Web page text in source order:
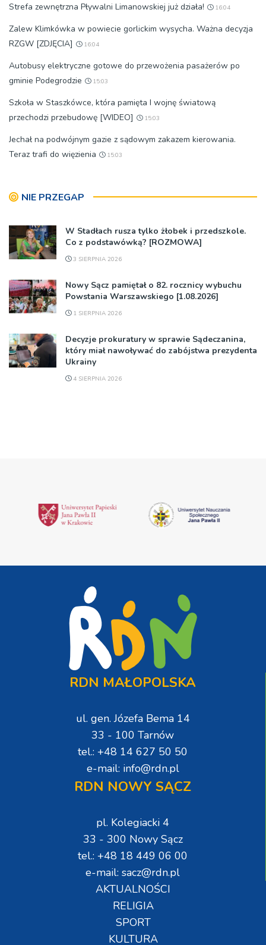
Strefa zewnętrzna Pływalni Limanowskiej już działa! 16:04
Zalew Klimkówka w powiecie gorlickim wysycha. Ważna decyzja
RZGW [ZDJĘCIA]
16:04
Autobusy elektryczne gotowe do przewożenia pasażerów po
gminie Podegrodzie
15:03
Szkoła w Staszkówce, która pamięta I wojnę światową
przechodzi przebudowę [WIDEO]
15:03
Jechał na podwójnym gazie z sądowym zakazem kierowania.
Teraz trafi do więzienia
15:03
NIE PRZEGAP
W Stadłach rusza tylko żłobek i przedszkole.
Co z podstawówką? [ROZMOWA]
3 SIERPNIA 2026
Nowy Sącz pamiętał o 82. rocznicy wybuchu
Powstania Warszawskiego [1.08.2026]
1 SIERPNIA 2026
Decyzje prokuratury w sprawie Sądeczanina,
który miał nawoływać do zabójstwa prezydenta
Ukrainy
4 SIERPNIA 2026
RDN MAŁOPOLSKA
ul. gen. Józefa Bema 14
33 - 100 Tarnów
tel.: +48 14 627 50 50
e-mail: info@rdn.pl
RDN NOWY SĄCZ
pl. Kolegiacki 4
33 - 300 Nowy Sącz
tel.: +48 18 449 06 00
e-mail: sacz@rdn.pl
AKTUALNOŚCI
RELIGIA
SPORT
KULTURA